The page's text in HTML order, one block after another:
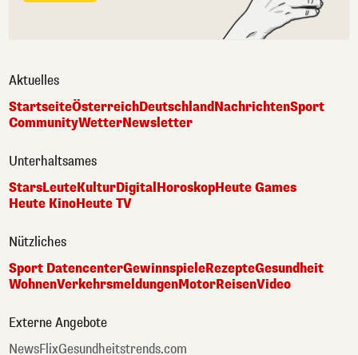
Aktuelles
StartseiteÖsterreichDeutschlandNachrichtenSport
CommunityWetterNewsletter
Unterhaltsames
StarsLeuteKulturDigital HoroskopHeute Games
Heute KinoHeute TV
Nützliches
Sport DatencenterGewinnspieleRezepteGesundheit
WohnenVerkehrsmeldungenMotorReisenVideo
Externe Angebote
NewsFlixGesundheitstrends.com